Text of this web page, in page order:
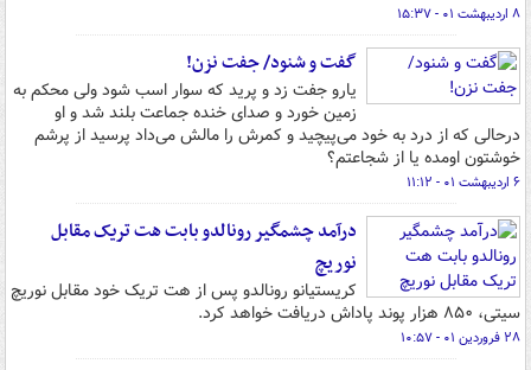
۸ اردیبهشت ۰۱ - ۱۵:۳۷
گفت و شنود/ جفت نزن!
یارو جفت زد و پرید که سوار اسب شود ولی محکم به
زمین خورد و صدای خنده جماعت بلند شد و او
درحالی که از درد به خود می‌پیچید و کمرش را مالش می‌داد پرسید از پرشم
خوشتون اومده یا از شجاعتم؟
۶ اردیبهشت ۰۱ - ۱۱:۱۲
درآمد چشمگیر رونالدو بابت هت تریک مقابل
نوریچ
کریستیانو رونالدو پس از هت تریک خود مقابل نوریچ
سیتی، ۸۵۰ هزار پوند پاداش دریافت خواهد کرد.
۲۸ فروردین ۰۱ - ۱۰:۵۷